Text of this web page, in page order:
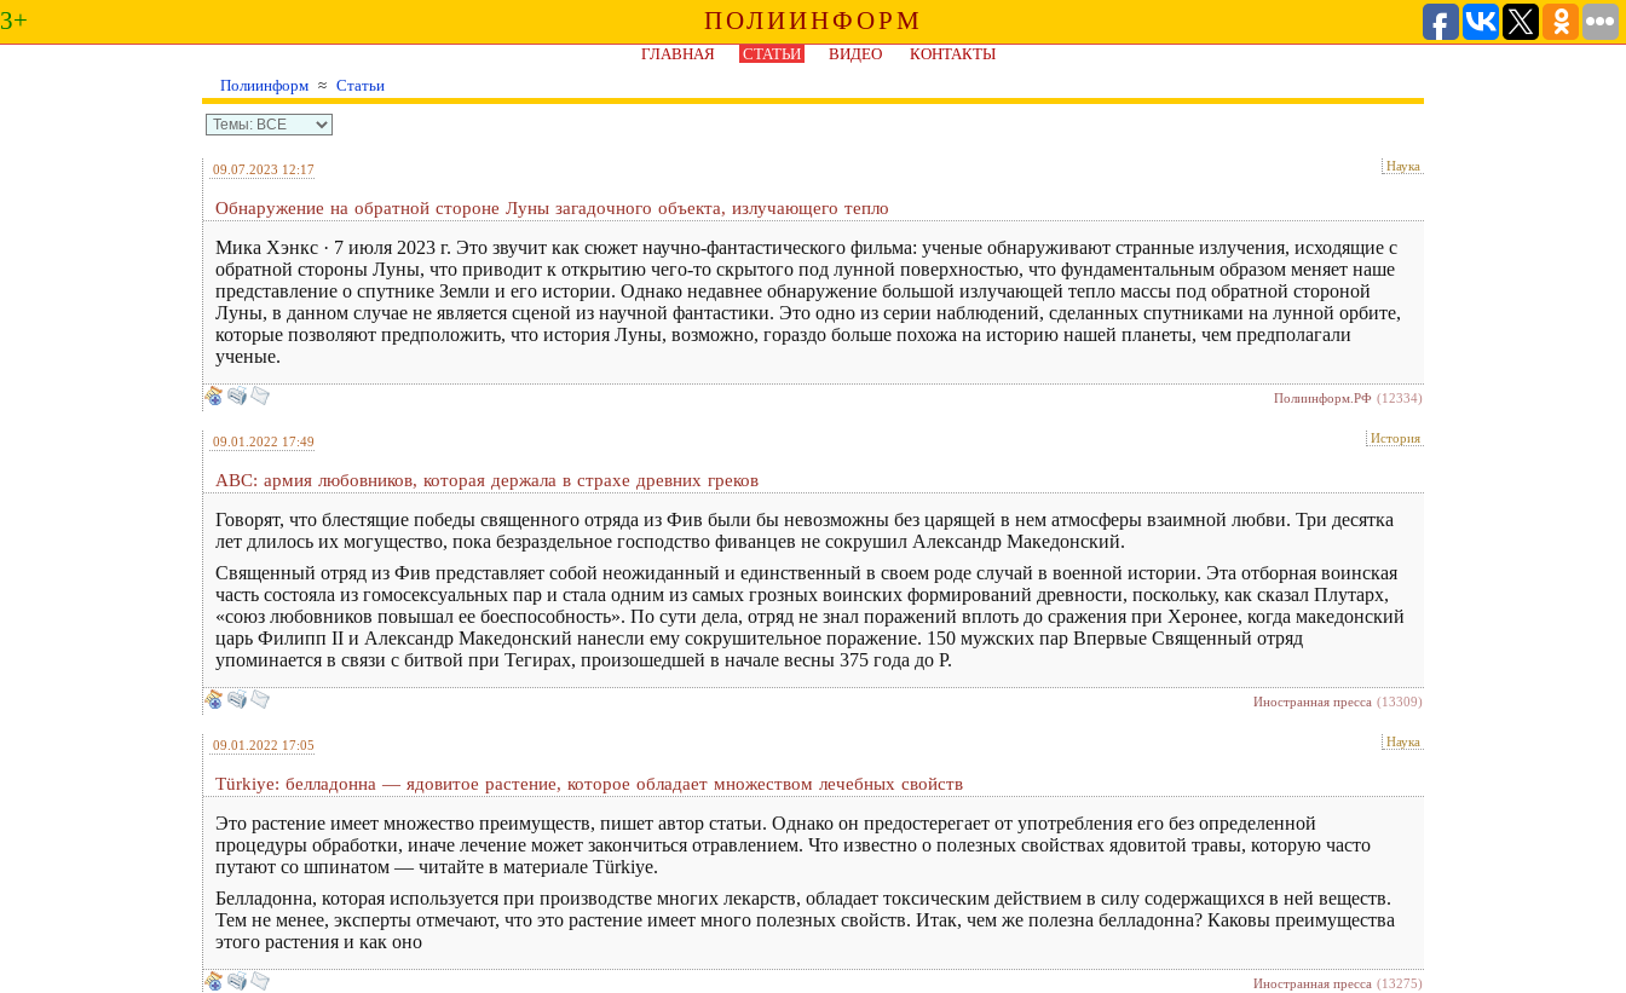
3+ ПОЛИИНФОРМ
ГЛАВНАЯ СТАТЬИ ВИДЕО
КОНТАКТЫ
Полиинформ ≈ Статьи
09.07.2023 12:17 Наука
Обнаружение на обратной стороне Луны загадочного объекта, излучающего тепло
Мика Хэнкс · 7 июля 2023 г. Это звучит как сюжет научно-фантастического фильма: ученые обнаруживают странные излучения, исходящие с
обратной стороны Луны, что приводит к открытию чего-то скрытого под лунной поверхностью, что фундаментальным образом меняет наше
представление о спутнике Земли и его истории. Однако недавнее обнаружение большой излучающей тепло массы под обратной стороной
Луны, в данном случае не является сценой из научной фантастики. Это одно из серии наблюдений, сделанных спутниками на лунной орбите,
которые позволяют предположить, что история Луны, возможно, гораздо больше похожа на историю нашей планеты, чем предполагали
ученые.
Полиинформ.РФ (12334)
09.01.2022 17:49 История
ABC: армия любовников, которая держала в страхе древних греков
Говорят, что блестящие победы священного отряда из Фив были бы невозможны без царящей в нем атмосферы взаимной любви. Три десятка
лет длилось их могущество, пока безраздельное господство фиванцев не сокрушил Александр Македонский.
Священный отряд из Фив представляет собой неожиданный и единственный в своем роде случай в военной истории. Эта отборная воинская
часть состояла из гомосексуальных пар и стала одним из самых грозных воинских формирований древности, поскольку, как сказал Плутарх,
«союз любовников повышал ее боеспособность». По сути дела, отряд не знал поражений вплоть до сражения при Херонее, когда македонский
царь Филипп II и Александр Македонский нанесли ему сокрушительное поражение. 150 мужских пар Впервые Священный отряд
упоминается в связи с битвой при Тегирах, произошедшей в начале весны 375 года до Р.
Иностранная пресса (13309)
09.01.2022 17:05 Наука
Türkiye: белладонна — ядовитое растение, которое обладает множеством лечебных свойств
Это растение имеет множество преимуществ, пишет автор статьи. Однако он предостерегает от употребления его без определенной
процедуры обработки, иначе лечение может закончиться отравлением. Что известно о полезных свойствах ядовитой травы, которую часто
путают со шпинатом — читайте в материале Türkiye.
Белладонна, которая используется при производстве многих лекарств, обладает токсическим действием в силу содержащихся в ней веществ.
Тем не менее, эксперты отмечают, что это растение имеет много полезных свойств. Итак, чем же полезна белладонна? Каковы преимущества
этого растения и как оно
Иностранная пресса (13275)